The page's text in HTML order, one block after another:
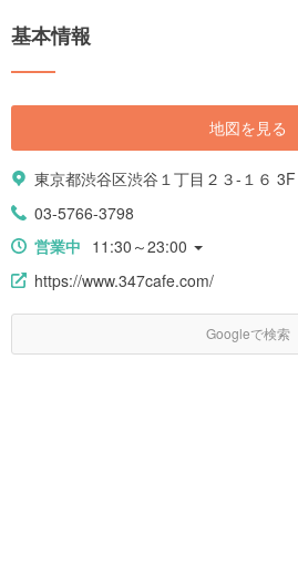
基本情報
地図を見る
東京都渋谷区渋谷１丁目２３-１６ 3F
03-5766-3798
営業中 11:30～23:00
https://www.347cafe.com/
Googleで検索